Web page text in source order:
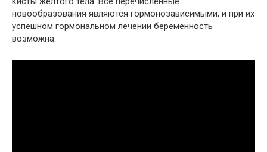
новообразования являются гормонозависимыми, и при их
успешном гормональном лечении беременность
возможна.